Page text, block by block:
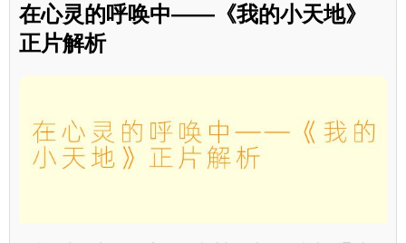
在心灵的呼唤中——《我的小天地》
正片解析